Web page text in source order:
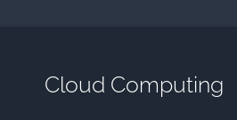
Cloud Computing